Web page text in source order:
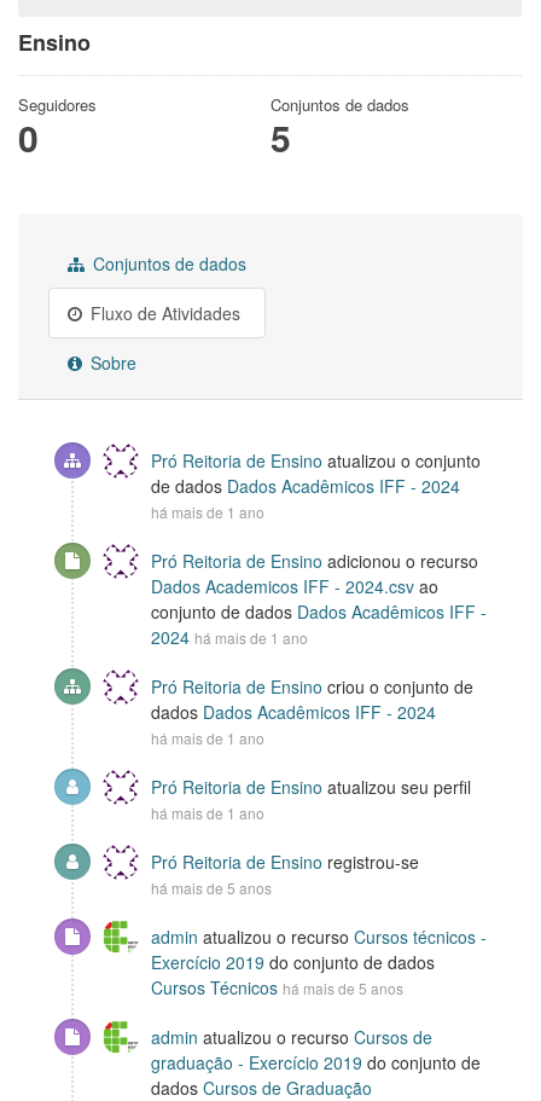
Ensino
Seguidores
0
Conjuntos de dados
5
Conjuntos de dados
Fluxo de Atividades
Sobre
Pró Reitoria de Ensino atualizou o conjunto
de dados Dados Acadêmicos IFF - 2024
há mais de 1 ano
Pró Reitoria de Ensino adicionou o recurso
Dados Academicos IFF - 2024.csv ao
conjunto de dados Dados Acadêmicos IFF -
2024 há mais de 1 ano
Pró Reitoria de Ensino criou o conjunto de
dados Dados Acadêmicos IFF - 2024
há mais de 1 ano
Pró Reitoria de Ensino atualizou seu perfil
há mais de 1 ano
Pró Reitoria de Ensino registrou-se
há mais de 5 anos
admin atualizou o recurso Cursos técnicos -
Exercício 2019 do conjunto de dados
Cursos Técnicos há mais de 5 anos
admin atualizou o recurso Cursos de
graduação - Exercício 2019 do conjunto de
dados Cursos de Graduação